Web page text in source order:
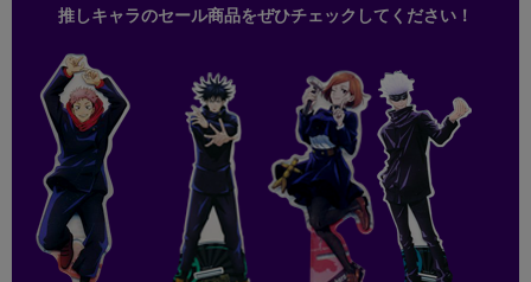
推しキャラのセール商品をぜひチェックしてください！